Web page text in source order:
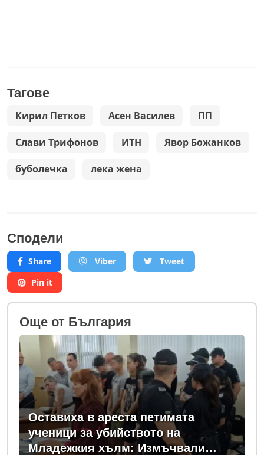
Тагове
Кирил Петков Асен Василев ПП
Слави Трифонов ИТН Явор Божанков
буболечка лека жена
Сподели
Share Viber
Tweet
Pin it
Oще от България
Оставиха в ареста петимата
ученици за убийството на
Младежкия хълм: Измъчвали